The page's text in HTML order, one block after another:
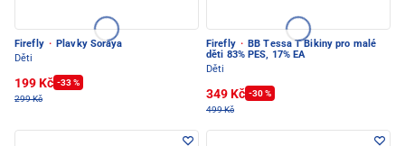
Firefly · Plavky Soraya
Děti
199 Kč -33 %
299 Kč
Firefly · BB Tessa T Bikiny pro malé
děti 83% PES, 17% EA
Děti
349 Kč -30 %
499 Kč